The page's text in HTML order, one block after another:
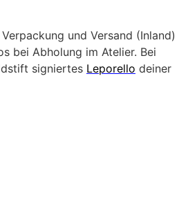
und Versand (Inland)
bei Abholung im Atelier. Bei
signiertes Leporello deiner